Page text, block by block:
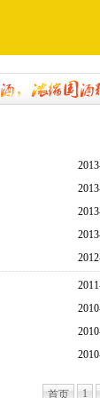
首页 1